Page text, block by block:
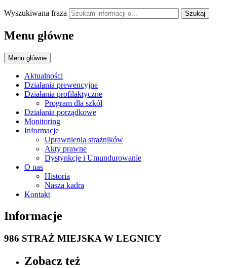
Wyszukiwana fraza Szukaj
Menu główne
Menu główne
Aktualności
Działania prewencyjne
Działania profilaktyczne
Program dla szkół
Działania porządkowe
Monitoring
Informacje
Uprawnienia strażników
Akty prawne
Dystynkcje i Umundurowanie
O nas
Historia
Nasza kadra
Kontakt
Informacje
986 STRAŻ MIEJSKA W LEGNICY
Zobacz też